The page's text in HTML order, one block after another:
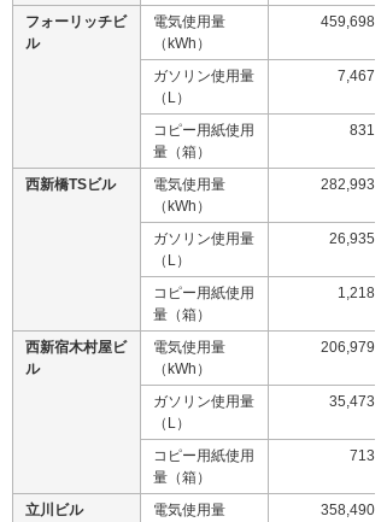
フォーリッチビ
ル
電気使用量
（kWh）
459,698
ガソリン使用量
（L）
7,467
コピー用紙使用
量（箱）
831
西新橋TSビル
電気使用量
（kWh）
282,993
ガソリン使用量
（L）
26,935
コピー用紙使用
量（箱）
1,218
西新宿木村屋ビ
ル
電気使用量
（kWh）
206,979
ガソリン使用量
（L）
35,473
コピー用紙使用
量（箱）
713
立川ビル
電気使用量
358,490